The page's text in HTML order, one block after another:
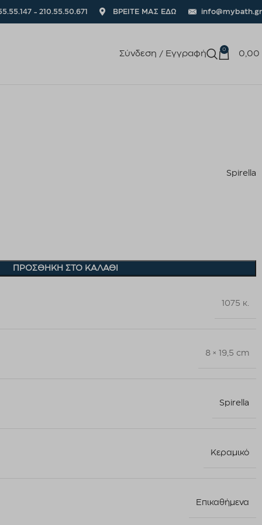
- 210.55.50.671 ΒΡΕΙΤΕ ΜΑΣ ΕΔΩ info@mybath.gr
Σύνδεση / Εγγραφή 0 0,00
Spirella
ΠΡΟΣΘΉΚΗ ΣΤΟ ΚΑΛΆΘΙ
1075 κ.
8 × 19,5 cm
Spirella
Κεραμικό
Επικαθήμενα